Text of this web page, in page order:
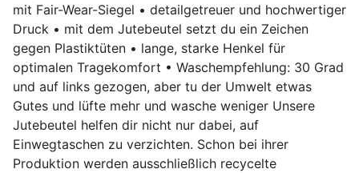
mit Fair-Wear-Siegel • detailgetreuer und hochwertiger
Druck • mit dem Jutebeutel setzt du ein Zeichen
gegen Plastiktüten • lange, starke Henkel für
optimalen Tragekomfort • Waschempfehlung: 30 Grad
und auf links gezogen, aber tu der Umwelt etwas
Gutes und lüfte mehr und wasche weniger Unsere
Jutebeutel helfen dir nicht nur dabei, auf
Einwegtaschen zu verzichten. Schon bei ihrer
Produktion werden ausschließlich recycelte